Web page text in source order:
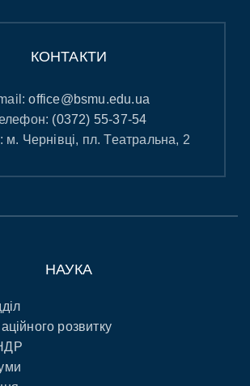
КОНТАКТИ
office@bsmu.edu.ua
(0372) 55-37-54
м. Чернівці, пл. Театральна, 2
НАУКА
розвитку